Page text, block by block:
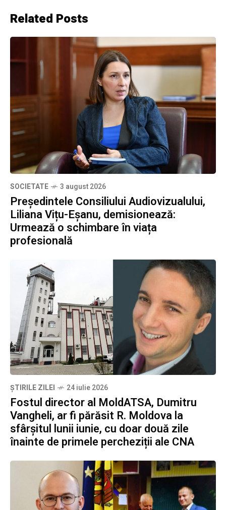
Related Posts
SOCIETATE 3 august 2026
Președintele Consiliului Audiovizualului,
Liliana Vițu-Eșanu, demisionează:
Urmează o schimbare în viața
profesională
ȘTIRILE ZILEI 24 iulie 2026
Fostul director al MoldATSA, Dumitru
Vangheli, ar fi părăsit R. Moldova la
sfârșitul lunii iunie, cu doar două zile
înainte de primele percheziții ale CNA